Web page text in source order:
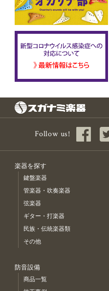
Follow us!
楽器を探す
鍵盤楽器
管楽器・吹奏楽器
弦楽器
ギター・打楽器
民族・伝統楽器類
その他
防音設備
商品一覧